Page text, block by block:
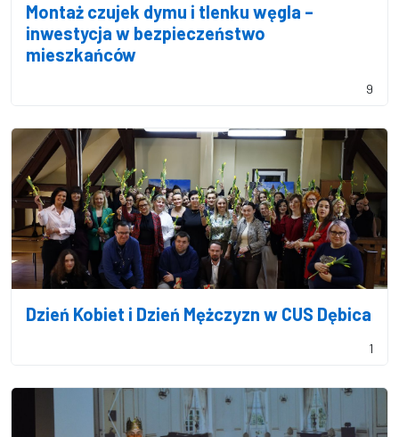
Montaż czujek dymu i tlenku węgla –
inwestycja w bezpieczeństwo
mieszkańców
9
Dzień Kobiet i Dzień Mężczyzn w CUS Dębica
1